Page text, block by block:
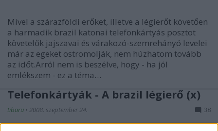
Mivel a szárazföldi erőket, illetve a légierőt követően
a harmadik brazil katonai telefonkártyás posztot
követelők jajszavai és várakozó-szemrehányó levelei
már az egeket ostromolják, nem húzhatom tovább
az időt.Arról nem is beszélve, hogy - ha jól
emlékszem - ez a téma…
Telefonkártyák - A brazil légierő (x)
tiboru • 2008. szeptember 24. 38